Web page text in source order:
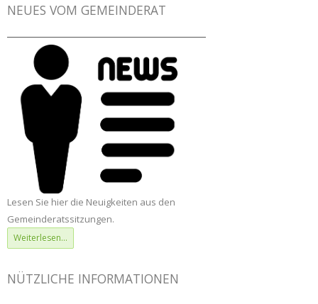
NEUES VOM GEMEINDERAT
Lesen Sie hier die Neuigkeiten aus den
Gemeinderatssitzungen.
Weiterlesen...
NÜTZLICHE INFORMATIONEN